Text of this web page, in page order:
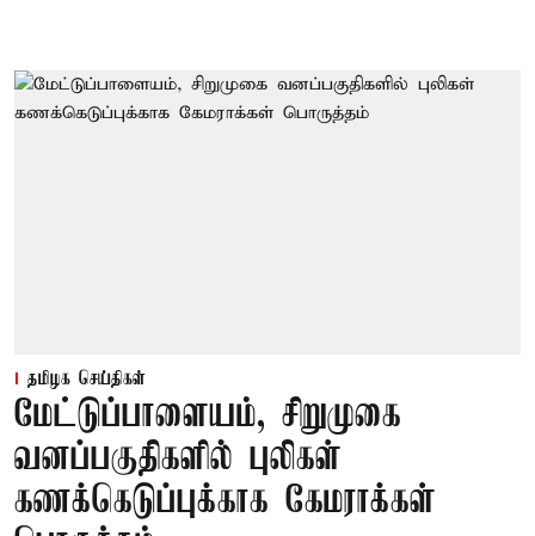
தமிழக செய்திகள்
மேட்டுப்பாளையம், சிறுமுகை
வனப்பகுதிகளில் புலிகள்
கணக்கெடுப்புக்காக கேமராக்கள்